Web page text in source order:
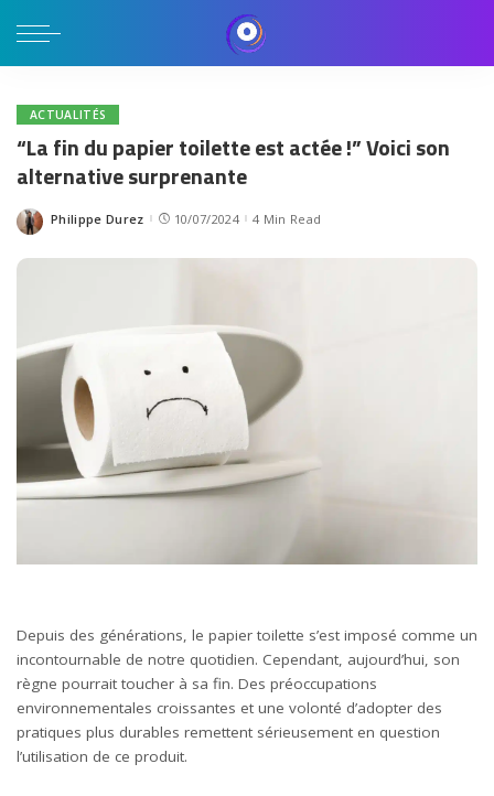
ACTUALITÉS
“La fin du papier toilette est actée !” Voici son
alternative surprenante
Posted
Philippe Durez 10/07/2024 4 Min Read
Depuis des générations, le papier toilette s’est imposé comme un
incontournable de notre quotidien. Cependant, aujourd’hui, son
règne pourrait toucher à sa fin. Des préoccupations
environnementales croissantes et une volonté d’adopter des
pratiques plus durables remettent sérieusement en question
l’utilisation de ce produit.